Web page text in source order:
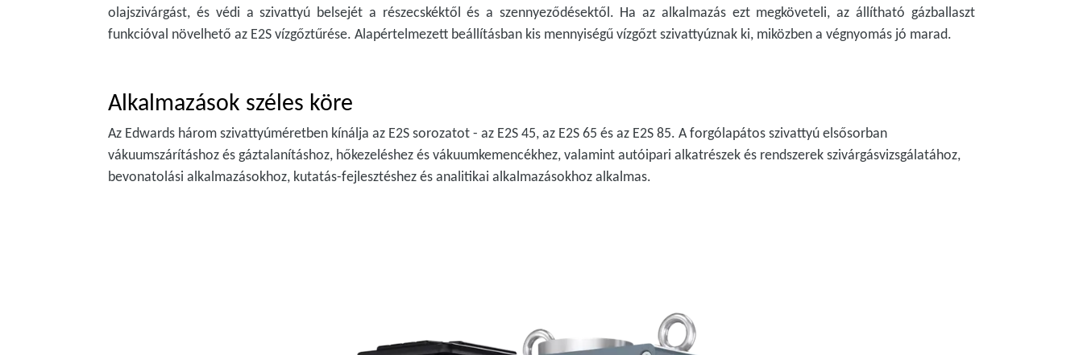
olajszivárgást, és védi a szivattyú belsejét a részecskéktől és a szennyeződésektől. Ha az alkalmazás ezt megköveteli, az állítható gázballaszt
funkcióval növelhető az E2S vízgőztűrése. Alapértelmezett beállításban kis mennyiségű vízgőzt szivattyúznak ki, miközben a végnyomás jó marad.
Alkalmazások széles köre
Az Edwards három szivattyúméretben kínálja az E2S sorozatot - az E2S 45, az E2S 65 és az E2S 85. A forgólapátos szivattyú elsősorban
vákuumszárításhoz és gáztalanításhoz, hőkezeléshez és vákuumkemencékhez, valamint autóipari alkatrészek és rendszerek szivárgásvizsgálatához,
bevonatolási alkalmazásokhoz, kutatás-fejlesztéshez és analitikai alkalmazásokhoz alkalmas.